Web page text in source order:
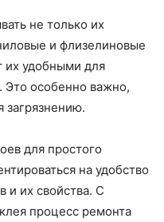
не только их
и флизелиновые
их удобными для
Это особенно важно,
загрязнению.
для простого
на удобство
и их свойства. С
процесс ремонта